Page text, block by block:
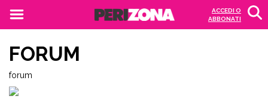
ACCEDI O
ABBONATI
FORUM
forum